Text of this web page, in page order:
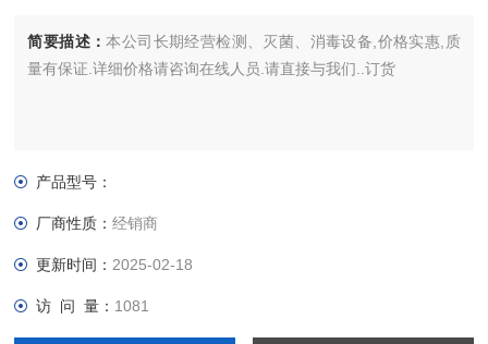
简要描述：本公司长期经营检测、灭菌、消毒设备,价格实惠,质
量有保证.详细价格请咨询在线人员.请直接与我们..订货
产品型号：
厂商性质：经销商
更新时间： 2025-02-18
访 问 量： 1081